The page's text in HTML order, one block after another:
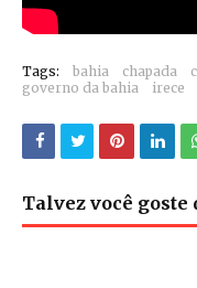
Tags: bahia chapada
governo da bahia
irece
Talvez você goste